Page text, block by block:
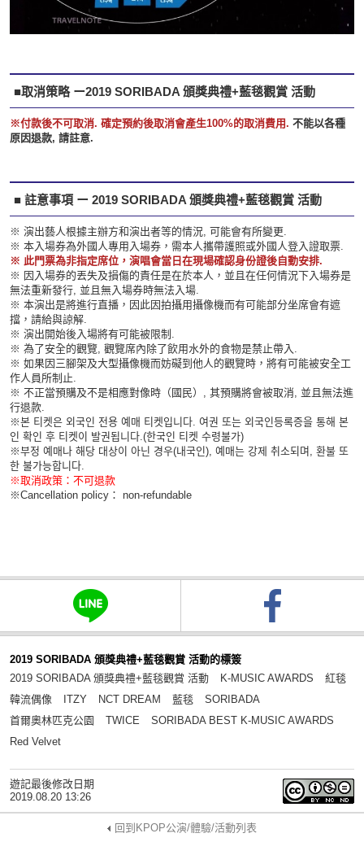
■取消策略 ー2019 SORIBADA 頒獎典禮+藍毯觀賞 活動
※付款後不可取消. 確定預約後取消會產生100%的取消費用. 不能以各種
原因退款, 請註意.
■ 註意事項 ー 2019 SORIBADA 頒獎典禮+藍毯觀賞 活動
※ 演出藝人根據主辦方和演出者等的情況, 可能會有所變更.
※ 本入場券為外國人專用入場券，需本人攜帶護照或外國人登入證取票.
※ 此門票為非指定席位，演唱會當日在現場確認身份證後自動安排.
※ 因入場券的丟失及損傷的責任是在於本人，並且在任何情況下入場券是
無法重新發行, 並且無入場券時無法入場.
※ 本演出是將進行直播，因此因拍攝用攝像機而有可能部分坐席會有遮
擋，請給與諒解.
※ 演出開始後入場將有可能被限制.
※ 為了安全的觀覽, 觀覽席內除了飲用水外的食物是禁止帶入.
※ 如果因三腳架及大型攝像機而妨礙到他人的觀覽時，將有可能被安全工
作人員所制止.
※ 不正當預購及不是相應對像時（國民）, 其預購將會被取消, 並且無法進
行退款.
※본 티켓은 외국인 전용 예매 티켓입니다. 여권 또는 외국인등록증을 통해 본
인 확인 후 티켓이 발권됩니다.(한국인 티켓 수령불가)
※부정 예매나 해당 대상이 아닌 경우(내국인), 예매는 강제 취소되며, 환불 또
한 불가능합니다.
※取消政策：不可退款
※Cancellation policy： non-refundable
2019 SORIBADA 頒獎典禮+藍毯觀賞 活動的標簽
2019 SORIBADA 頒獎典禮+藍毯觀賞 活動
K-MUSIC AWARDS
紅毯
韓流偶像
ITZY NCT DREAM 藍毯
SORIBADA
首爾奧林匹克公園
TWICE
SORIBADA BEST K-MUSIC AWARDS
Red Velvet
遊記最後修改日期
2019.08.20 13:26
回到KPOP公演/體驗/活動列表